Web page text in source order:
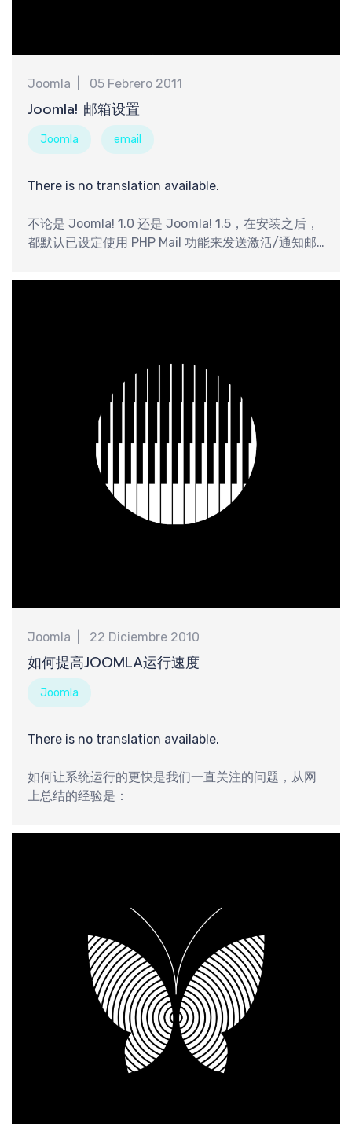
Joomla 05 Febrero 2011
Joomla! 邮箱设置
Joomla email
There is no translation available.
不论是 Joomla! 1.0 还是 Joomla! 1.5，在安装之后，
都默认已设定使用 PHP Mail 功能来发送激活/通知邮
Mail 和 SMTP。在大多数情况下，PHP Mail 能够满足
Joomla 22 Diciembre 2010
如何提高JOOMLA运行速度
Joomla
There is no translation available.
如何让系统运行的更快是我们一直关注的问题，从网
上总结的经验是：